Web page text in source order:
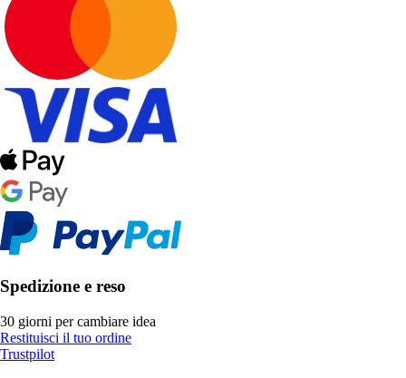
Spedizione e reso
30 giorni per cambiare idea
Restituisci il tuo ordine
Trustpilot